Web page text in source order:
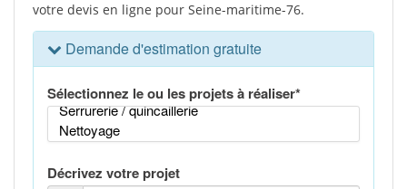
votre devis en ligne pour Seine-maritime-76.